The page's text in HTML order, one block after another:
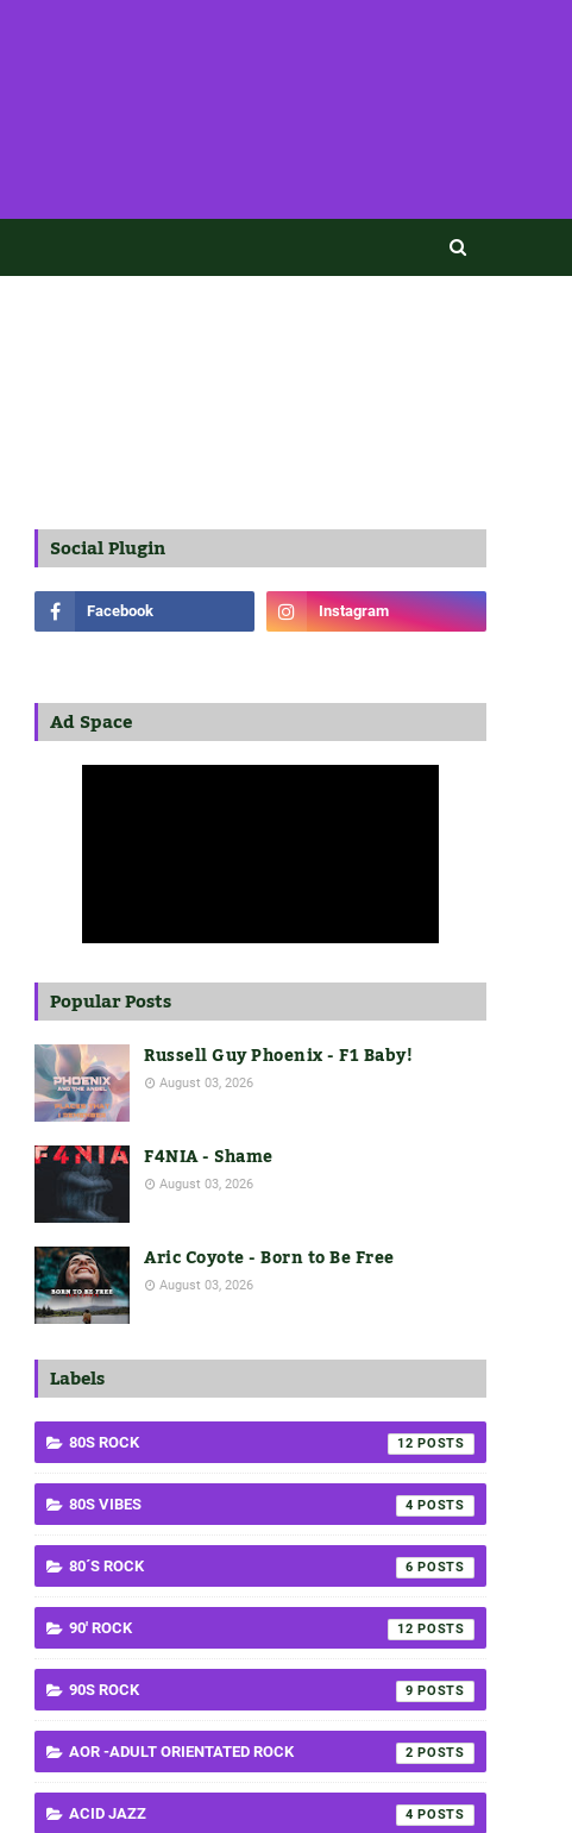
Social Plugin
Ad Space
Popular Posts
Russell Guy Phoenix - F1 Baby!
August 03, 2026
F4NIA - Shame
August 03, 2026
Aric Coyote - Born to Be Free
August 03, 2026
Labels
80S ROCK 12
80S VIBES 4
80´S ROCK 6
90' ROCK 12
90S ROCK 9
AOR -ADULT ORIENTATED ROCK 2
ACID JAZZ 4